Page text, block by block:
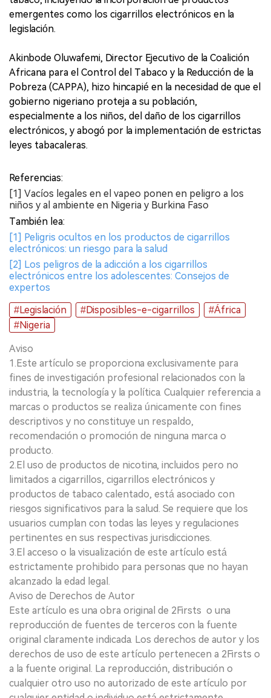
emergentes como los cigarrillos electrónicos en la
legislación.
Akinbode Oluwafemi, Director Ejecutivo de la Coalición
Africana para el Control del Tabaco y la Reducción de la
Pobreza (CAPPA), hizo hincapié en la necesidad de que el
gobierno nigeriano proteja a su población,
especialmente a los niños, del daño de los cigarrillos
electrónicos, y abogó por la implementación de estrictas
leyes tabacaleras.
Referencias:
[1] Vacíos legales en el vapeo ponen en peligro a los
niños y al ambiente en Nigeria y Burkina Faso
También lea:
[1] Peligris ocultos en los productos de cigarrillos
electrónicos: un riesgo para la salud
[2] Los peligros de la adicción a los cigarrillos
electrónicos entre los adolescentes: Consejos de
expertos
#Legislación
#Disposibles-e-cigarrillos
#África
#Nigeria
Aviso
1.Este artículo se proporciona exclusivamente para
fines de investigación profesional relacionados con la
industria, la tecnología y la política. Cualquier referencia a
marcas o productos se realiza únicamente con fines
descriptivos y no constituye un respaldo,
recomendación o promoción de ninguna marca o
producto.
2.El uso de productos de nicotina, incluidos pero no
limitados a cigarrillos, cigarrillos electrónicos y
productos de tabaco calentado, está asociado con
riesgos significativos para la salud. Se requiere que los
usuarios cumplan con todas las leyes y regulaciones
pertinentes en sus respectivas jurisdicciones.
3.El acceso o la visualización de este artículo está
estrictamente prohibido para personas que no hayan
alcanzado la edad legal.
Aviso de Derechos de Autor
Este artículo es una obra original de 2Firsts o una
reproducción de fuentes de terceros con la fuente
original claramente indicada. Los derechos de autor y los
derechos de uso de este artículo pertenecen a 2Firsts o
a la fuente original. La reproducción, distribución o
cualquier otro uso no autorizado de este artículo por